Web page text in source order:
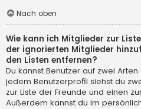
Nach oben
Wie kann ich Mitglieder zur
der ignorierten Mitglieder
den Listen entfernen?
Du kannst Benutzer auf zwei
jedem Benutzerprofil siehst du
zur Liste der Freunde und einen
Außerdem kannst du im